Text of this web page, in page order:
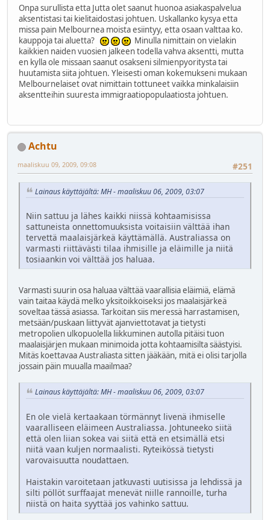
Onpa surullista etta Jutta olet saanut huonoa asiakaspalvelua
aksentistasi tai kielitaidostasi johtuen. Uskallanko kysya etta
missa pain Melbournea moista esiintyy, etta osaan valttaa ko.
kauppoja tai aluetta?
Minulla nimittain on vielakin
kaikkien naiden vuosien jalkeen todella vahva aksentti, mutta
en kylla ole missaan saanut osakseni silmienpyoritysta tai
huutamista siita johtuen. Yleisesti oman kokemukseni mukaan
Melbournelaiset ovat nimittain tottuneet vaikka minkalaisiin
aksentteihin suuresta immigraatiopopulaatiosta johtuen.
Achtu
#251
maaliskuu 09, 2009, 09:08
Lainaus käyttäjältä: MH - maaliskuu 06, 2009, 03:07
Niin sattuu ja lähes kaikki niissä kohtaamisissa
sattuneista onnettomuuksista voitaisiin välttää ihan
tervettä maalaisjärkeä käyttämällä. Australiassa on
varmasti riittävästi tilaa ihmisille ja eläimille ja niitä
tosiaankin voi välttää jos haluaa.
Varmasti suurin osa haluaa välttää vaarallisia eläimiä, elämä
vain taitaa käydä melko yksitoikkoiseksi jos maalaisjärkeä
soveltaa tässä asiassa. Tarkoitan siis meressä harrastamisen,
metsään/puskaan liittyvät ajanviettotavat ja tietysti
metropolien ulkopuolella liikkuminen autolla pitäisi tuon
maalaisjärjen mukaan minimoida jotta kohtaamisilta säästyisi.
Mitäs koettavaa Australiasta sitten jääkään, mitä ei olisi tarjolla
jossain päin muualla maailmaa?
Lainaus käyttäjältä: MH - maaliskuu 06, 2009, 03:07
En ole vielä kertaakaan törmännyt livenä ihmiselle
vaaralliseen eläimeen Australiassa. Johtuneeko siitä
että olen liian sokea vai siitä että en etsimällä etsi
niitä vaan kuljen normaalisti. Ryteikössä tietysti
varovaisuutta noudattaen.
Haistakin varoitetaan jatkuvasti uutisissa ja lehdissä ja
silti pöllöt surffaajat menevät niille rannoille, turha
niistä on haita syyttää jos vahinko sattuu.